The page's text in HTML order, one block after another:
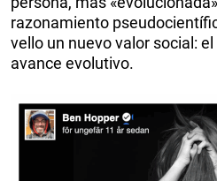
razonamiento
vello un nuevo valor social:
avance evolutivo.